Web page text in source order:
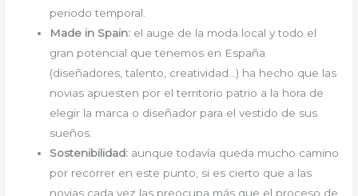
periodo temporal.
Made in Spain: el auge de la moda local y todo el
gran potencial que tenemos en España
(diseñadores, talento, creatividad…) ha hecho que las
novias apuesten por el territorio patrio a la hora de
elegir la marca o diseñador para el vestido de sus
sueños.
Sostenibilidad: aunque todavía queda mucho camino
por recorrer en este punto, si es cierto que a las
novias cada vez las preocupa más que el proceso de